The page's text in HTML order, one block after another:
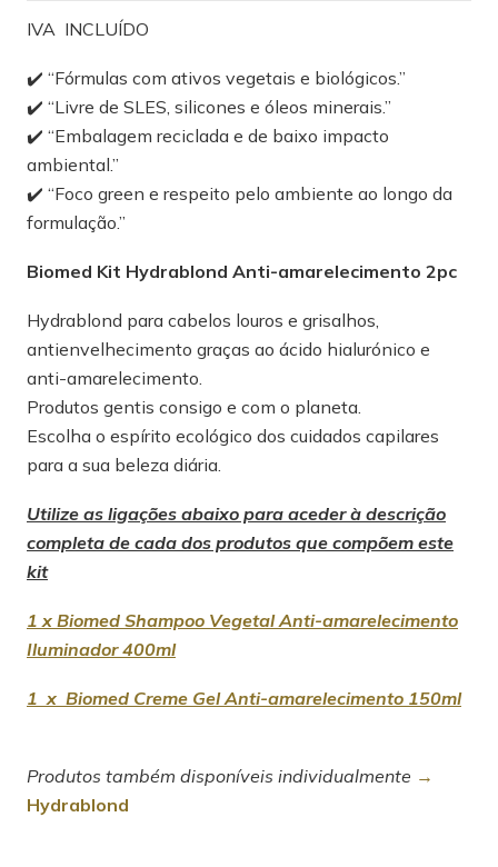
IVA INCLUÍDO
✔️ “Fórmulas com ativos vegetais e biológicos.”
✔️ “Livre de SLES, silicones e óleos minerais.”
✔️ “Embalagem reciclada e de baixo impacto
ambiental.”
✔️ “Foco green e respeito pelo ambiente ao longo da
formulação.”
Biomed Kit Hydrablond Anti-amarelecimento 2pc
Hydrablond para cabelos louros e grisalhos,
antienvelhecimento graças ao ácido hialurónico e
anti-amarelecimento.
Produtos gentis consigo e com o planeta.
Escolha o espírito ecológico dos cuidados capilares
para a sua beleza diária.
Utilize as ligações abaixo para aceder à descrição
completa de cada dos produtos que compõem este
kit
1 x Biomed Shampoo Vegetal Anti-amarelecimento
Iluminador 400ml
1 x Biomed Creme Gel Anti-amarelecimento 150ml
Produtos também disponíveis individualmente →
Hydrablond